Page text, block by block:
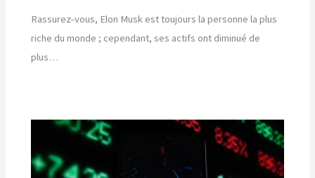
Rassurez-vous, Elon Musk est toujours la personne la plus
riche du monde ; cependant, ses actifs ont diminué de
plus…